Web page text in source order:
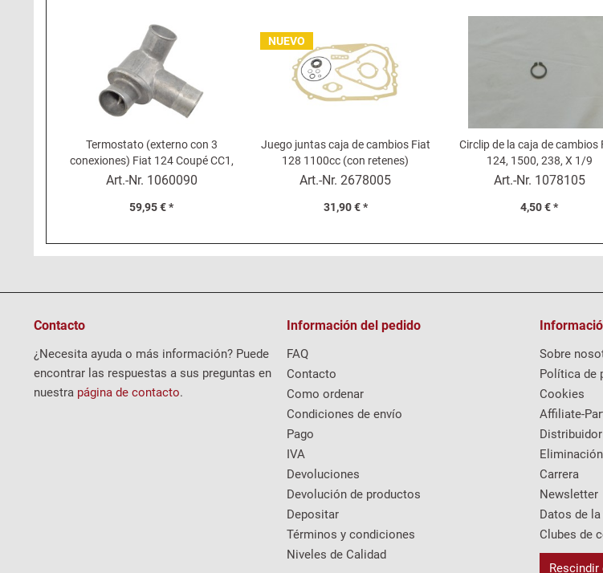
Termostato (externo con 3
conexiones) Fiat 124 Coupé CC1,
131, Lancia Beta Montecarlo
Art.-Nr. 1060090
59,95 € *
NUEVO
Juego juntas caja de cambios Fiat
128 1100cc (con retenes)
Art.-Nr. 2678005
31,90 € *
Circlip de la caja de cambios
124, 1500, 238, X 1/9
Art.-Nr. 1078105
4,50 € *
Contacto
¿Necesita ayuda o más información? Puede
encontrar las respuestas a sus preguntas en
nuestra página de contacto.
Información del pedido
FAQ
Contacto
Como ordenar
Condiciones de envío
Pago
IVA
Devoluciones
Devolución de productos
Depositar
Términos y condiciones
Niveles de Calidad
Sobre
Política de
Cookies
Affiliate-
Distribuidor
Carrera
Newsletter
Datos de
Clubes de